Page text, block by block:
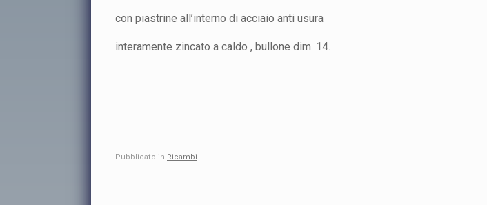
con piastrine all’interno di acciaio anti usura
interamente zincato a caldo , bullone dim. 14.
Pubblicato in Ricambi